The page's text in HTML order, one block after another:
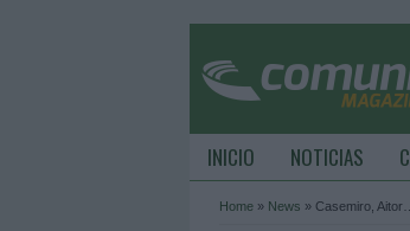
INICIO NOTICIAS
Home » News » Casemiro,